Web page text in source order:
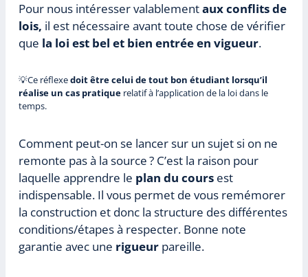
Pour nous intéresser valablementaux conflits de
lois, il est nécessaire avant toute chose de vérifier
que la loi est bel et bien entrée en vigueur.
💡Ce réflexedoit être celui de tout bon étudiant lorsqu’il
réalise un cas pratique relatif à l’application de la loi dans le
temps.
Comment peut-on se lancer sur un sujet si on ne
remonte pas à la source ? C’est la raison pour
laquelle apprendre le plan du cours est
indispensable. Il vous permet de vous remémorer
la construction et donc la structure des différentes
conditions/étapes à respecter. Bonne note
garantie avec une rigueur pareille.